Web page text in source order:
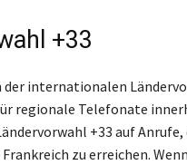
+33
internationalen
regionale Telefonate
+33 auf Anrufe,
zu erreichen.